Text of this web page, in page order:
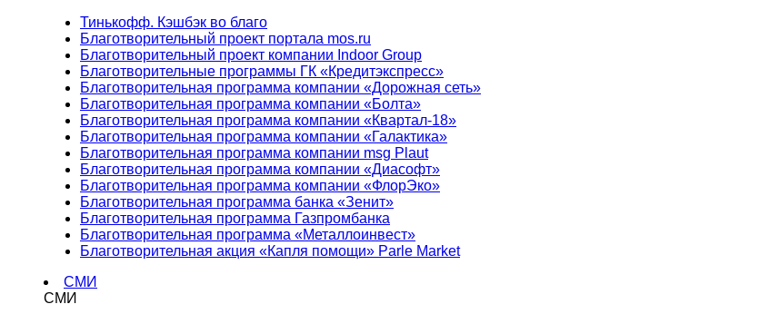
Тинькофф. Кэшбэк во благо
Благотворительный проект портала mos.ru
Благотворительный проект компании Indoor Group
Благотворительные программы ГК «Кредитэкспресс»
Благотворительная программа компании «Дорожная сеть»
Благотворительная программа компании «Болта»
Благотворительная программа компании «Квартал-18»
Благотворительная программа компании «Галактика»
Благотворительная программа компании msg Plaut
Благотворительная программа компании «Диасофт»
Благотворительная программа компании «ФлорЭко»
Благотворительная программа банка «Зенит»
Благотворительная программа Газпромбанка
Благотворительная программа «Металлоинвест»
Благотворительная акция «Капля помощи» Parle Market
СМИ
СМИ